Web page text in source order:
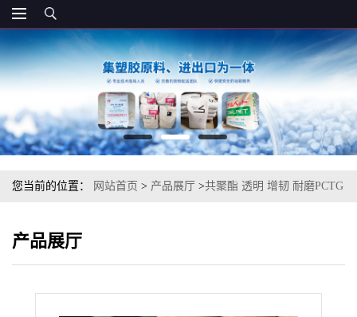
您当前的位置： 网站首页 > 产品展厅 >共聚酯 透明 增韧 耐磨PCTG
产品展厅